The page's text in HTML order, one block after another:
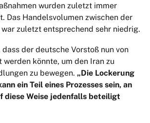
wurden zuletzt immer
Das Handelsvolumen zwischen der
war zuletzt entsprechend sehr niedrig.
der deutsche Vorstoß nun von
werden könnte, um den Iran zu
zu bewegen. „Die Lockerung
ein Teil eines Prozesses sein, an
diese Weise jedenfalls beteiligt